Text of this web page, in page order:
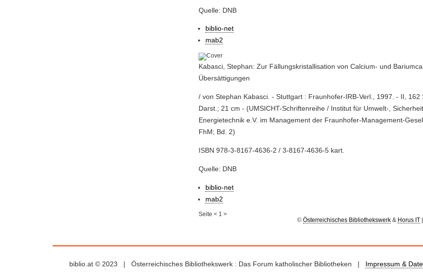
Quelle: DNB
biblio-net
mab2
Kabasci, Stephan: Zur Fällungskristallisation von Calcium- und
Übersättigungen
/ von Stephan Kabasci. - Stuttgart : Fraunhofer-IRB-Verl., 1997. - II, 162
Darst.; 21 cm - (UMSICHT-Schriftenreihe / Institut für Umwelt-,
Energietechnik e.V. im Management der Fraunhofer-Management-
FhM; Bd. 2)
ISBN 978-3-8167-4636-2 / 3-8167-4636-5 kart.
Quelle: DNB
biblio-net
mab2
Seite< 1 >
© Österreichisches Bibliothekswerk& Horus IT
biblio.at © 2023 | Österreichisches Bibliothekswerk : Das Forum katholischer Bibliotheken | Impressum &